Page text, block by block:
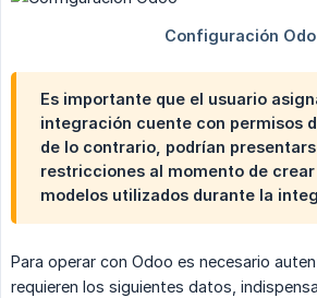
Es importante que el usuario
integración cuente con permisos
de lo contrario, podrían
restricciones al momento de
modelos utilizados durante la
Para operar con Odoo es necesario
requieren los siguientes datos,